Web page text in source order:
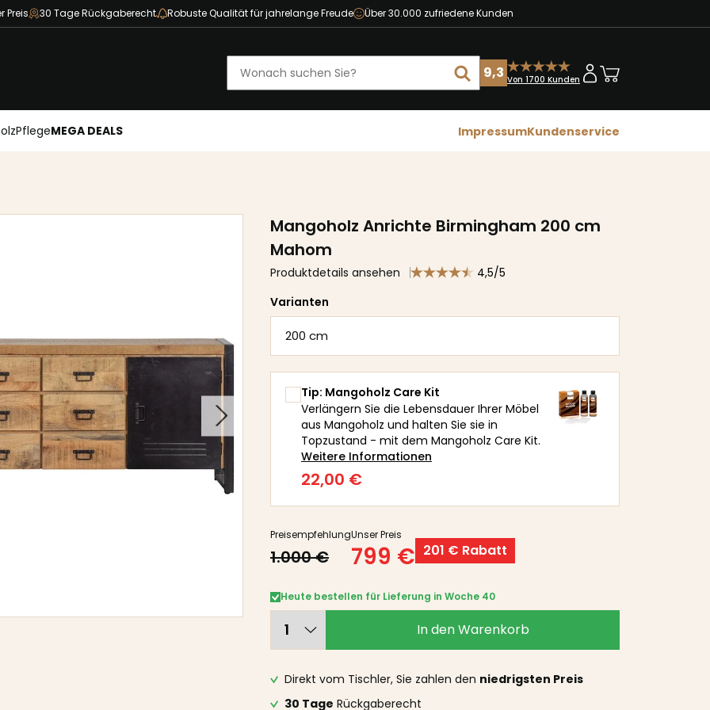
Preis 30 Tage Rückgaberecht Robuste Qualität für jahrelange Freude Über 30.000 zufriedene Kunden
9,3 Von 1700 Kunden
Pflege MEGA DEALS ImpressumKundenservice
Mangoholz Anrichte Birmingham 200 cm
Mahom
Produktdetails ansehen
4,5/5
Varianten
200 cm
Tip: Mangoholz Care Kit
Verlängern Sie die Lebensdauer Ihrer Möbel
aus Mangoholz und halten Sie sie in
Topzustand - mit dem Mangoholz Care Kit.
Weitere Informationen
22,00 €
Preisempfehlung
1.000 €
Unser Preis
799 € 201 € Rabatt
Heute bestellen für Lieferung in Woche 40
In den Warenkorb
Direkt vom Tischler, Sie zahlen den niedrigsten Preis
30 Tage Rückgaberecht